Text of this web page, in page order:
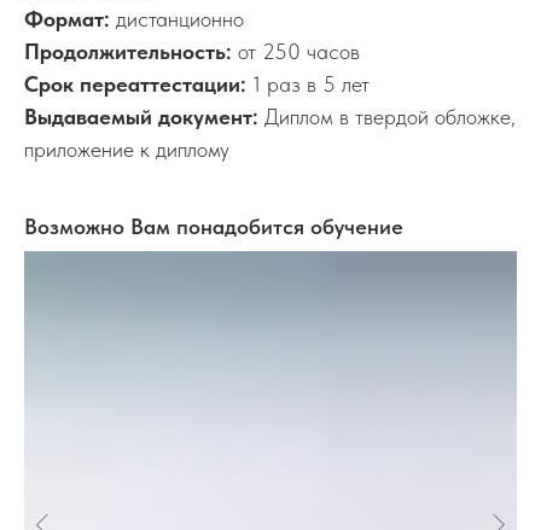
Формат: дистанционно
Продолжительность: от 250 часов
Срок переаттестации: 1 раз в 5 лет
Выдаваемый документ: Диплом в твердой обложке,
приложение к диплому
Возможно Вам понадобится обучение